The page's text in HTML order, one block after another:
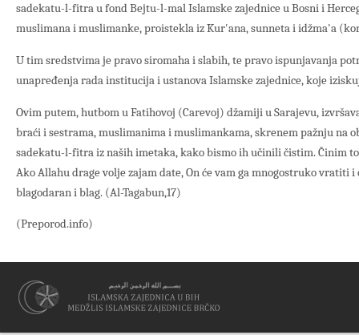
sadekatu-l-fitra u fond Bejtu-l-mal Islamske zajednice u Bosni i
muslimana i muslimanke, proistekla iz Kur'ana, sunneta i idžma'a
U tim sredstvima je pravo siromaha i slabih, te pravo ispunjavanja
unapređenja rada institucija i ustanova Islamske zajednice, koje
Ovim putem, hutbom u Fatihovoj (Carevoj) džamiji u Sarajevu,
braći i sestrama, muslimanima i muslimankama, skrenem pažnju na
sadekatu-l-fitra iz naših imetaka, kako bismo ih učinili čistim. Činim
Ako Allahu drage volje zajam date, On će vam ga mnogostruko vratiti
blagodaran i blag. (Al-Tagabun,17)
(Preporod.info)